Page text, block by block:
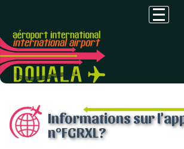
Informations sur
n°FGRXL?